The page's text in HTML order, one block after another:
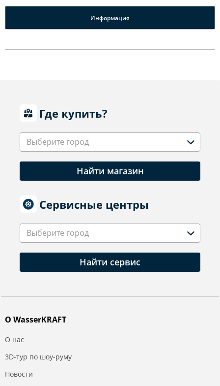
Информация
Где купить?
Выберите город
Найти магазин
Сервисные центры
Выберите город
Найти сервис
О WasserKRAFT
О нас
3D-тур по шоу-руму
Новости